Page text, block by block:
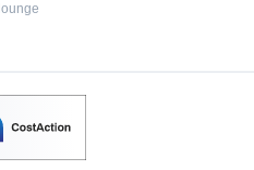
lounge